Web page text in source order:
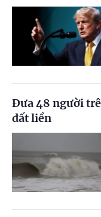
Đưa 48 người
đất liền